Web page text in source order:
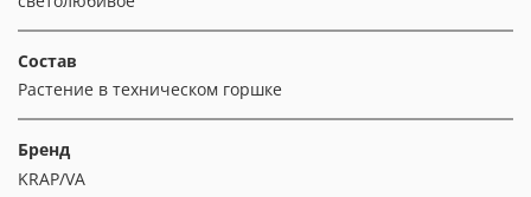
Состав
Растение в техническом горшке
Бренд
KRAP/VA